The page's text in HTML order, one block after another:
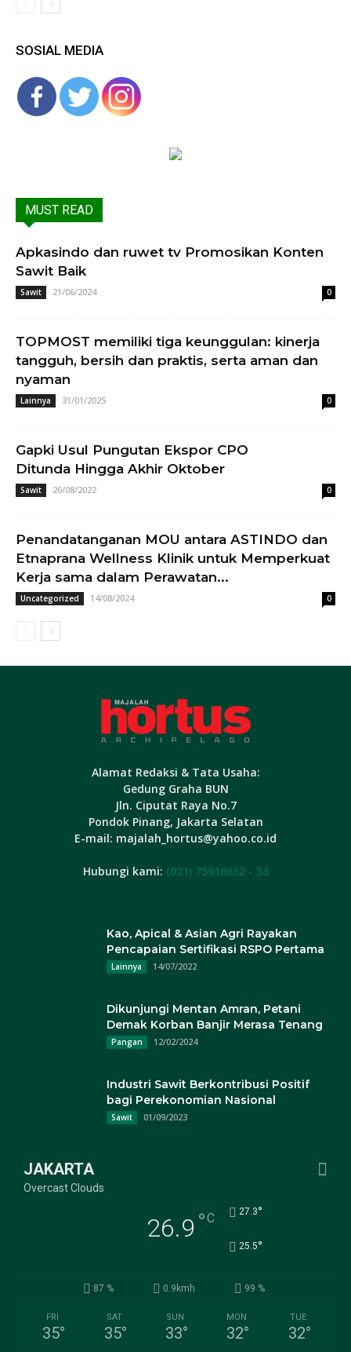
SOSIAL MEDIA
MUST READ
Apkasindo dan ruwet tv Promosikan Konten
Sawit Baik
Sawit 21/06/2024 0
TOPMOST memiliki tiga keunggulan: kinerja
tangguh, bersih dan praktis, serta aman dan
nyaman
Lainnya 31/01/2025 0
Gapki Usul Pungutan Ekspor CPO
Ditunda Hingga Akhir Oktober
Sawit 26/08/2022 0
Penandatanganan MOU antara ASTINDO dan
Etnaprana Wellness Klinik untuk Memperkuat
Kerja sama dalam Perawatan...
Uncategorized 14/08/2024 0
Alamat Redaksi & Tata Usaha:
Gedung Graha BUN
Jln. Ciputat Raya No.7
Pondok Pinang, Jakarta Selatan
E-mail: majalah_hortus@yahoo.co.id
Hubungi kami: (021) 75916652 - 53
Kao, Apical & Asian Agri Rayakan
Pencapaian Sertifikasi RSPO Pertama
Lainnya 14/07/2022
Dikunjungi Mentan Amran, Petani
Demak Korban Banjir Merasa Tenang
Pangan 12/02/2024
Industri Sawit Berkontribusi Positif
bagi Perekonomian Nasional
Sawit 01/09/2023
JAKARTA
Overcast Clouds
26.9 °C 27.3°
25.5°
87 % 0.9kmh 99 %
FRI
35°
SAT
35°
SUN
33°
MON
32°
TUE
32°